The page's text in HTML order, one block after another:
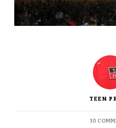
TEEN
10